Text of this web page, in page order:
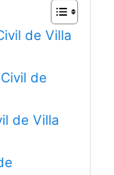
de Villa
de
de Villa